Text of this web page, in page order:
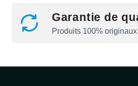
Garantie de
Produits 100% originaux